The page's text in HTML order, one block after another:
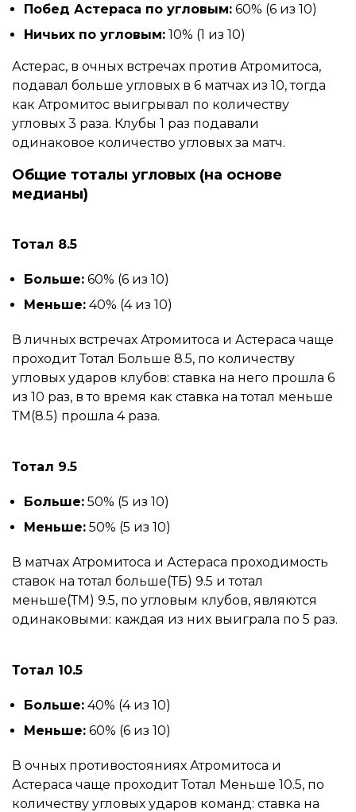
Побед Астераса по угловым: 60% (6 из 10)
Ничьих по угловым: 10% (1 из 10)
Астерас, в очных встречах против Атромитоса,
подавал больше угловых в 6 матчах из 10, тогда
как Атромитос выигрывал по количеству
угловых 3 раза. Клубы 1 раз подавали
одинаковое количество угловых за матч.
Общие тоталы угловых (на основе
медианы)
Тотал 8.5
Больше: 60% (6 из 10)
Меньше: 40% (4 из 10)
В личных встречах Атромитоса и Астераса чаще
проходит Тотал Больше 8.5, по количеству
угловых ударов клубов: ставка на него прошла 6
из 10 раз, в то время как ставка на тотал меньше
ТМ(8.5) прошла 4 раза.
Тотал 9.5
Больше: 50% (5 из 10)
Меньше: 50% (5 из 10)
В матчах Атромитоса и Астераса проходимость
ставок на тотал больше(ТБ) 9.5 и тотал
меньше(ТМ) 9.5, по угловым клубов, являются
одинаковыми: каждая из них выиграла по 5 раз.
Тотал 10.5
Больше: 40% (4 из 10)
Меньше: 60% (6 из 10)
В очных противостояниях Атромитоса и
Астераса чаще проходит Тотал Меньше 10.5, по
количеству угловых ударов команд: ставка на